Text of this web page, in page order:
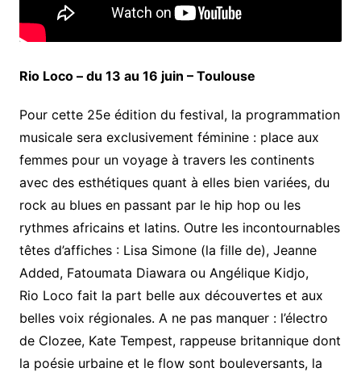
Rio Loco – du 13 au 16 juin – Toulouse
Pour cette 25e édition du festival, la programmation
musicale sera exclusivement féminine : place aux
femmes pour un voyage à travers les continents
avec des esthétiques quant à elles bien variées, du
rock au blues en passant par le hip hop ou les
rythmes africains et latins. Outre les incontournables
têtes d’affiches : Lisa Simone (la fille de), Jeanne
Added, Fatoumata Diawara ou Angélique Kidjo,
Rio Loco fait la part belle aux découvertes et aux
belles voix régionales. A ne pas manquer : l’électro
de Clozee, Kate Tempest, rappeuse britannique dont
la poésie urbaine et le flow sont bouleversants, la